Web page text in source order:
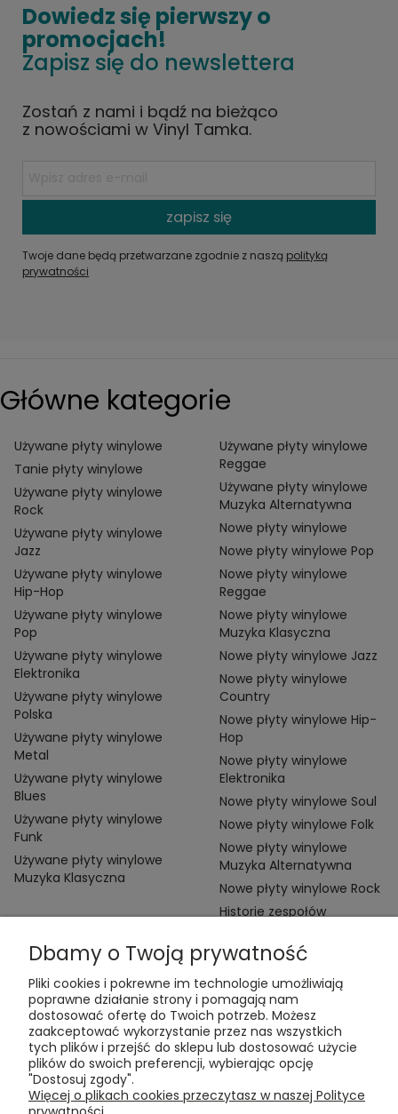
Dowiedz się pierwszy o
promocjach!
Zapisz się do newslettera
Zostań z nami i bądź na bieżąco
z nowościami w Vinyl Tamka.
zapisz się
Twoje dane będą przetwarzane zgodnie z naszą polityką
prywatności
Główne kategorie
Używane płyty winylowe
Tanie płyty winylowe
Używane płyty winylowe
Rock
Używane płyty winylowe
Jazz
Używane płyty winylowe
Hip-Hop
Używane płyty winylowe
Pop
Używane płyty winylowe
Elektronika
Używane płyty winylowe
Polska
Używane płyty winylowe
Metal
Używane płyty winylowe
Blues
Używane płyty winylowe
Funk
Używane płyty winylowe
Muzyka Klasyczna
Używane płyty winylowe
Reggae
Używane płyty winylowe
Muzyka Alternatywna
Nowe płyty winylowe
Nowe płyty winylowe Pop
Nowe płyty winylowe
Reggae
Nowe płyty winylowe
Muzyka Klasyczna
Nowe płyty winylowe Jazz
Nowe płyty winylowe
Country
Nowe płyty winylowe Hip-
Hop
Nowe płyty winylowe
Elektronika
Nowe płyty winylowe Soul
Nowe płyty winylowe Folk
Nowe płyty winylowe
Muzyka Alternatywna
Nowe płyty winylowe Rock
Historie zespołów
Kontakt:
t:+48 609 155 327
e:vinyltamka@gmail.com
ul. Chmielna 20, 00-020 Warszawa
Dbamy o Twoją prywatność
Pliki cookies i pokrewne im technologie umożliwiają
poprawne działanie strony i pomagają nam
dostosować ofertę do Twoich potrzeb. Możesz
zaakceptować wykorzystanie przez nas wszystkich
tych plików i przejść do sklepu lub dostosować użycie
plików do swoich preferencji, wybierając opcję
"Dostosuj zgody".
Więcej o plikach cookies przeczytasz w naszej Polityce